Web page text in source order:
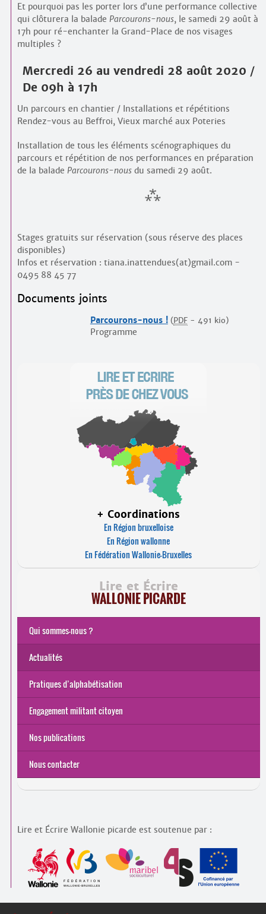
Et pourquoi pas les porter lors d’une performance collective
qui clôturera la balade Parcourons-nous, le samedi 29 août à
17h pour ré-enchanter la Grand-Place de nos visages
multiples ?
Mercredi 26 au vendredi 28 août 2020 /
De 09h à 17h
Un parcours en chantier / Installations et répétitions
Rendez-vous au Beffroi, Vieux marché aux Poteries
Installation de tous les éléments scénographiques du
parcours et répétition de nos performances en préparation
de la balade Parcourons-nousdu samedi 29 août.
Stages gratuits sur réservation (sous réserve des places
disponibles)
Infos et réservation : tiana.inattendues(at)gmail.com -
0495 88 45 77
Documents joints
Parcourons-nous ! (PDF- 491 kio)
Programme
+ Coordinations
En Région bruxelloise
En Région wallonne
En Fédération Wallonie-Bruxelles
Lire et Écrire
WALLONIE PICARDE
Qui sommes-nous ?
Actualités
Pratiques d’alphabétisation
Engagement militant citoyen
Nos publications
Nous contacter
Lire et Écrire Wallonie picarde est soutenue par :